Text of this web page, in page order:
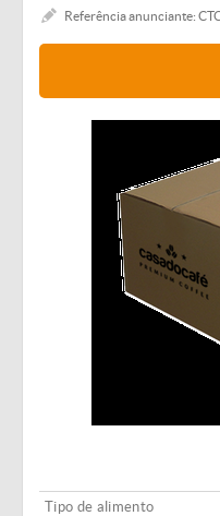
Referência anunciante:
Tipo de alimento